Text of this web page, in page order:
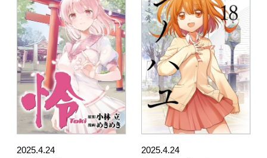
2025.4.24
2025.4.24